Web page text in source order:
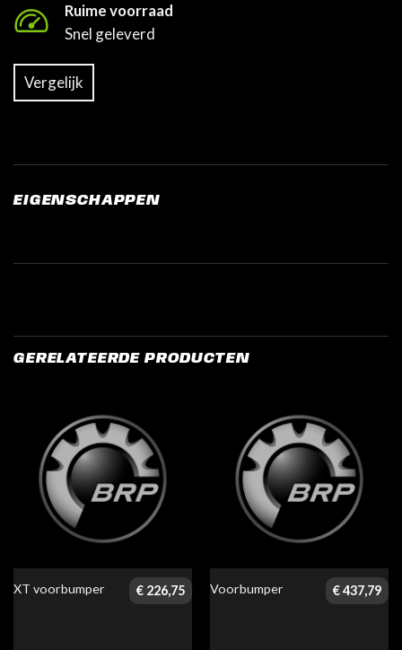
Ruime voorraad
Snel geleverd
Vergelijk
EIGENSCHAPPEN
GERELATEERDE PRODUCTEN
XT voorbumper € 226,75 Voorbumper €437,79